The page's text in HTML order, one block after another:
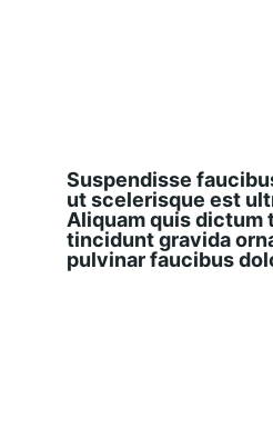
Suspendisse
ut scelerisque est
Aliquam quis dictum
tincidunt gravida
pulvinar faucibus